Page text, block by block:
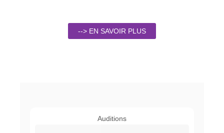
--> EN SAVOIR PLUS
Auditions